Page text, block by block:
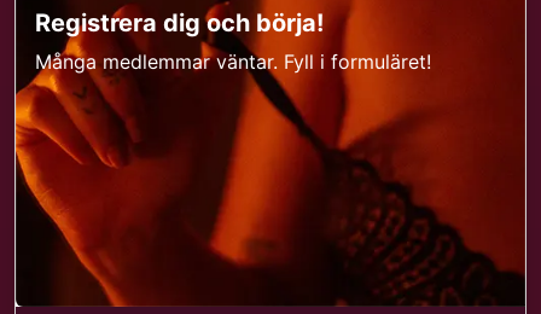
Registrera dig och börja!
Många medlemmar väntar. Fyll i formuläret!